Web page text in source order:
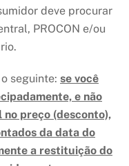
deve procurar
PROCON e/ou
seguinte: se você
e não
preço (desconto),
da data do
a restituição do